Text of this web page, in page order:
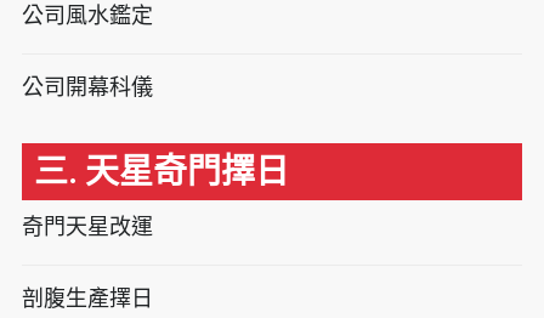
公司風水鑑定
公司開幕科儀
三. 天星奇門擇日
奇門天星改運
剖腹生產擇日